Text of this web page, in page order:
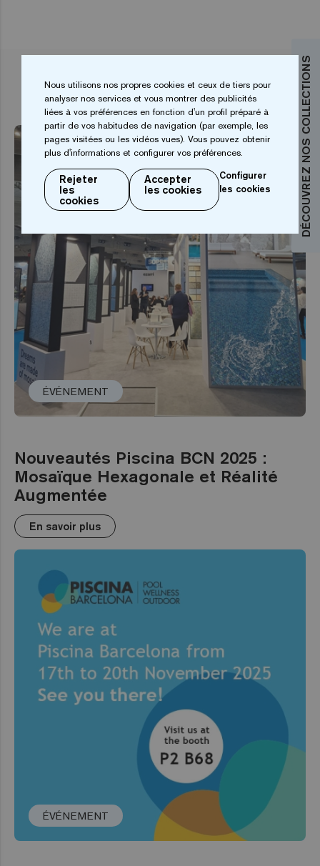
DÉCOUVREZ NOS COLLECTIONS
ARTICLES ASSOCIÉS
ÉVÉNEMENT
Nouveautés Piscina BCN 2025 :
Mosaïque Hexagonale et Réalité
Augmentée
En savoir plus
ÉVÉNEMENT
Nous utilisons nos propres cookies et ceux de tiers pour
analyser nos services et vous montrer des publicités
liées à vos préférences en fonction d'un profil préparé à
partir de vos habitudes de navigation (par exemple, les
pages visitées ou les vidéos vues). Vous pouvez obtenir
plus d'informations et configurer vos préférences.
Rejeter
les
cookies
Accepter
les cookies
Configurer
les cookies